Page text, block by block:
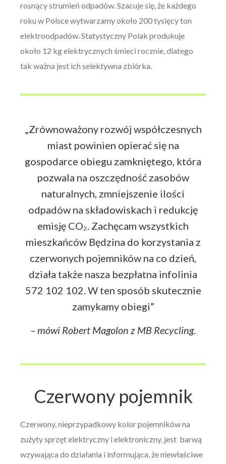
rosnący strumień odpadów. Szacuje się, że każdego
roku w Polsce wytwarzamy około 200 tysięcy ton
elektroodpadów. Statystyczny Polak produkuje
około 12 kg elektrycznych śmieci rocznie, dlatego
tak ważna jest ich selektywna zbiórka.
„Zrównoważony rozwój współczesnych
miast powinien opierać się na
gospodarce obiegu zamkniętego, która
pozwala na oszczędność zasobów
naturalnych, zmniejszenie ilości
odpadów na składowiskach i redukcję
emisję CO₂. Zachęcam wszystkich
mieszkańców Będzina do korzystania z
czerwonych pojemników na co dzień,
działa także nasza bezpłatna infolinia
572 102 102. W ten sposób skutecznie
zamykamy obiegi”
– mówi Robert Magolon z MB Recycling.
Czerwony pojemnik
Czerwony, nieprzypadkowy kolor pojemników na
zużyty sprzęt elektryczny i elektroniczny, jest barwą
wzywająca do działania i informująca, że niewłaściwe